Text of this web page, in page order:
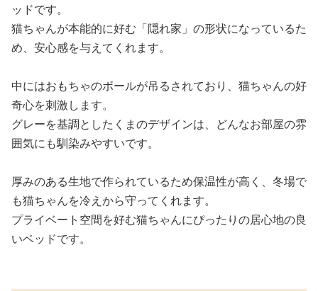
ッドです。
猫ちゃんが本能的に好む「隠れ家」の形状になっているた
め、安心感を与えてくれます。
中にはおもちゃのボールが吊るされており、猫ちゃんの好
奇心を刺激します。
グレーを基調としたくまのデザインは、どんなお部屋の雰
囲気にも馴染みやすいです。
厚みのある生地で作られているため保温性が高く、冬場で
も猫ちゃんを冷えから守ってくれます。
プライベート空間を好む猫ちゃんにぴったりの居心地の良
いベッドです。